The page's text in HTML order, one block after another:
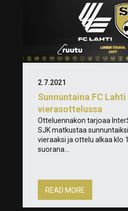
Sunnuntaina FC
vierasottelussa
2.7.2021
Otteluennakon tarjoaa
SJK matkustaa
vieraaksi ja ottelu alkaa klo
suorana...
READ MORE